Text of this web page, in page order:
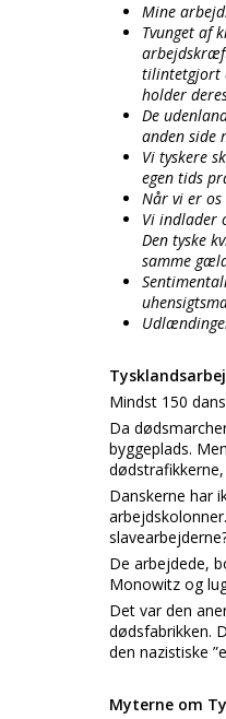
Mine
Tvunget af
tilintetgjort
holder
De
anden side
Vi tyskere
egen tids
Når vi er
Vi indlader
Den tyske
samme
Mindst 150
Da
byggeplads.
dødstrafikkerne,
Danskerne har
De arbejdede,
Monowitz og
Det var den
dødsfabrikken.
den nazistiske
Myterne om